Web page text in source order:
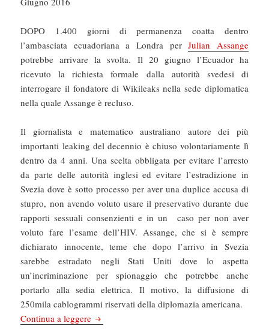
DOPO 1.400 giorni di permanenza coatta dentro
l’ambasciata ecuadoriana a Londra perJulian Assange
potrebbe arrivare la svolta. Il 20 giugno l’Ecuador ha
ricevuto la richiesta formale dalla autorità svedesi di
interrogare il fondatore di Wikileaks nella sede diplomatica
nella quale Assange è recluso.
Il giornalista e matematico australiano autore dei più
importanti leaking del decennio è chiuso volontariamente lì
dentro da 4 anni. Una scelta obbligata per evitare l’arresto
da parte delle autorità inglesi ed evitare l’estradizione in
Svezia dove è sotto processo per aver una duplice accusa di
stupro, non avendo voluto usare il preservativo durante due
rapporti sessuali consenzienti e in un caso per non aver
voluto fare l’esame dell’HIV. Assange, che si è sempre
dichiarato innocente, teme che dopo l’arrivo in Svezia
sarebbe estradato negli Stati Uniti dove lo aspetta
un’incriminazione per spionaggio che potrebbe anche
portarlo alla sedia elettrica. Il motivo, la diffusione di
250mila cablogrammi riservati della diplomazia americana.
Continua a leggere La Repubblica: Assange, la Svezia accetta di